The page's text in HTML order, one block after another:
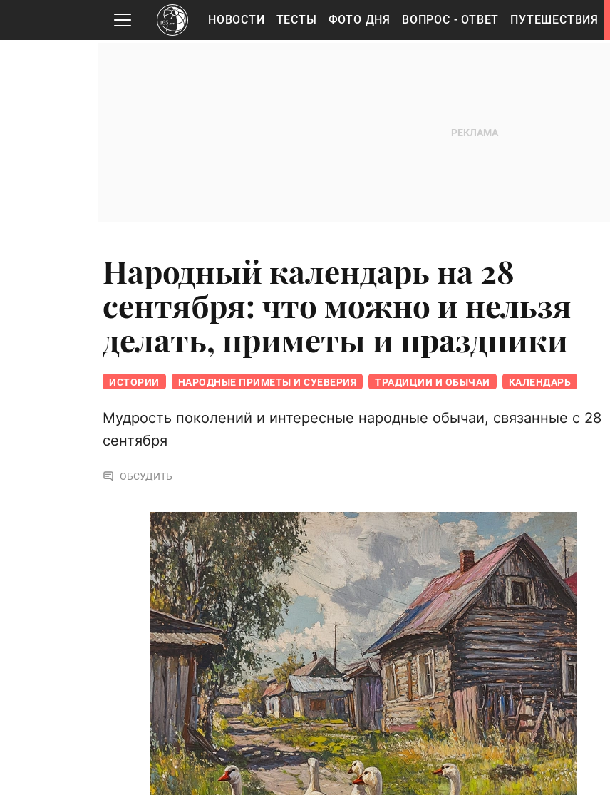
НОВОСТИ ТЕСТЫ ФОТО ДНЯ ВОПРОС - ОТВЕТ ПУТЕШЕСТВИЯ
Народный календарь на 28
сентября: что можно и нельзя
делать, приметы и праздники
ИСТОРИИ НАРОДНЫЕ ПРИМЕТЫ И СУЕВЕРИЯ ТРАДИЦИИ И ОБЫЧАИ КАЛЕНДАРЬ
Мудрость поколений и интересные народные обычаи, связанные с 28
сентября
ОБСУДИТЬ